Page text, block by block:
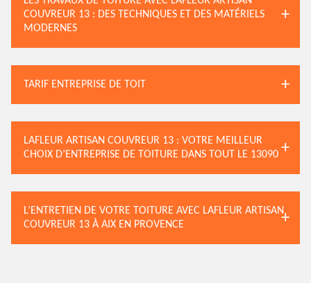
COUVREUR 13 : DES TECHNIQUES ET DES MATÉRIELS
MODERNES
TARIF ENTREPRISE DE TOIT
LAFLEUR ARTISAN COUVREUR 13 : VOTRE MEILLEUR
CHOIX D’ENTREPRISE DE TOITURE DANS TOUT LE 13090
L’ENTRETIEN DE VOTRE TOITURE AVEC LAFLEUR ARTISAN
COUVREUR 13 À AIX EN PROVENCE